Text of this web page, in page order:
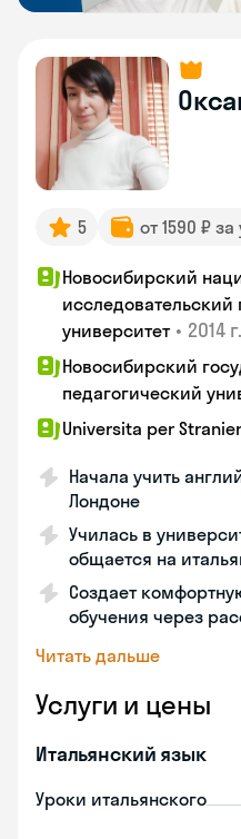
5 от 1590 ₽
Новосибирский
исследовательский
университет • 2014 г.
Новосибирский
педагогический
Universita per
Начала учить
Лондоне
Училась в
общается на
Создает
обучения через
Читать дальше
Услуги и цены
Итальянский язык
Уроки итальянского